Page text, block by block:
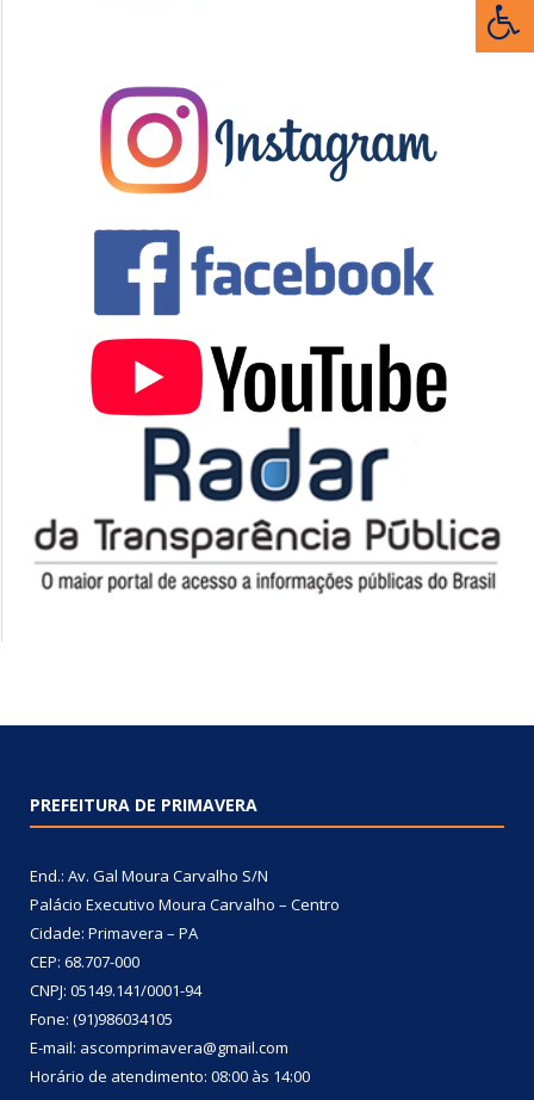
PREFEITURA DE PRIMAVERA
End.: Av. Gal Moura Carvalho S/N
Palácio Executivo Moura Carvalho – Centro
Cidade: Primavera – PA
CEP: 68.707-000
CNPJ: 05149.141/0001-94
Fone: (91)986034105
E-mail: ascomprimavera@gmail.com
Horário de atendimento: 08:00 às 14:00